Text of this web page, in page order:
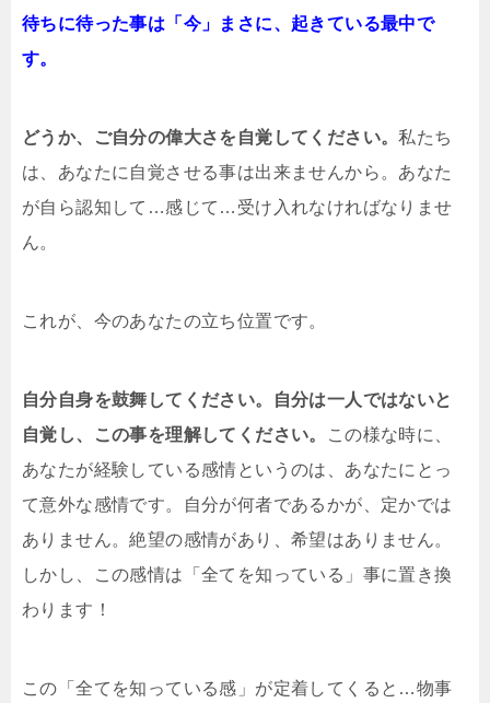
待ちに待った事は「今」まさに、起きている最中で
す。
どうか、ご自分の偉大さを自覚してください。私たち
は、あなたに自覚させる事は出来ませんから。あなた
が自ら認知して…感じて…受け入れなければなりませ
ん。
これが、今のあなたの立ち位置です。
自分自身を鼓舞してください。自分は一人ではないと
自覚し、この事を理解してください。
この様な時に、
あなたが経験している感情というのは、あなたにとっ
て意外な感情です。自分が何者であるかが、定かでは
ありません。絶望の感情があり、希望はありません。
しかし、この感情は「全てを知っている」事に置き換
わります！
この「全てを知っている感」が定着してくると…物事